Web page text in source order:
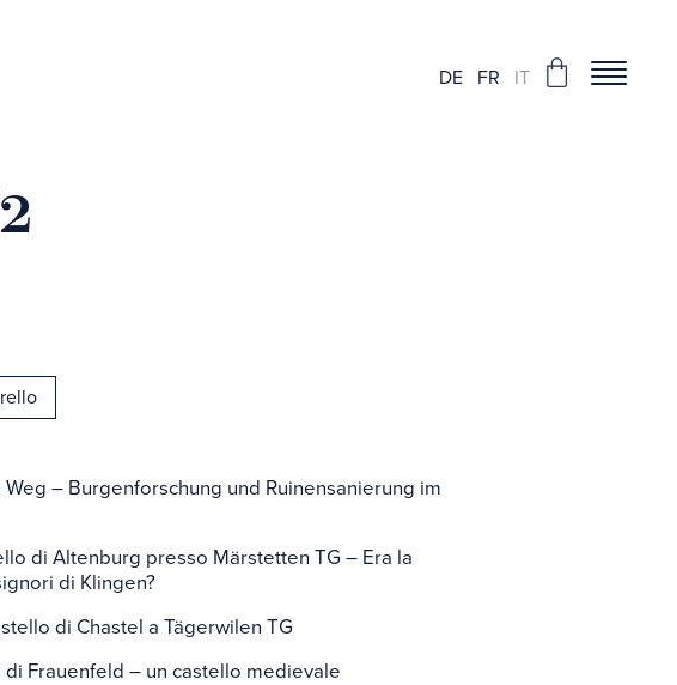
dei castelli
DE FR IT
Weg – Burgenforschung und Ruinensanierung im
di Altenburg presso Märstetten TG – Era la
di Klingen?
di Chastel a Tägerwilen TG
di Frauenfeld – un castello medievale